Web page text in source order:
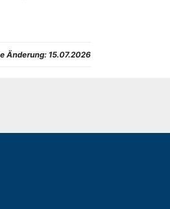
Änderung: 15.07.2026